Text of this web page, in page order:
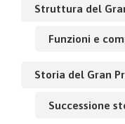
Struttura del
Funzioni e
Storia del Gran
Successione